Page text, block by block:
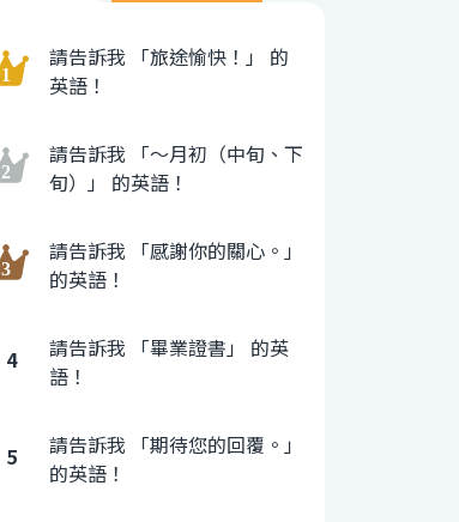
請告訴我 「旅途愉快！」 的
英語！
請告訴我 「〜月初（中旬、下
旬）」 的英語！
請告訴我 「感謝你的關心。」
的英語！
4
請告訴我 「畢業證書」 的英
語！
5
請告訴我 「期待您的回覆。」
的英語！